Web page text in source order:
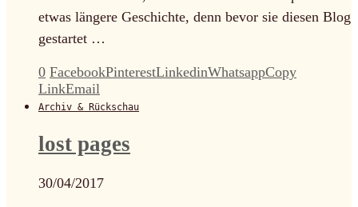
etwas längere Geschichte, denn bevor sie diesen Blog
gestartet …
0 FacebookPinterestLinkedinWhatsappCopy
LinkEmail
Archiv & Rückschau
lost pages
30/04/2017